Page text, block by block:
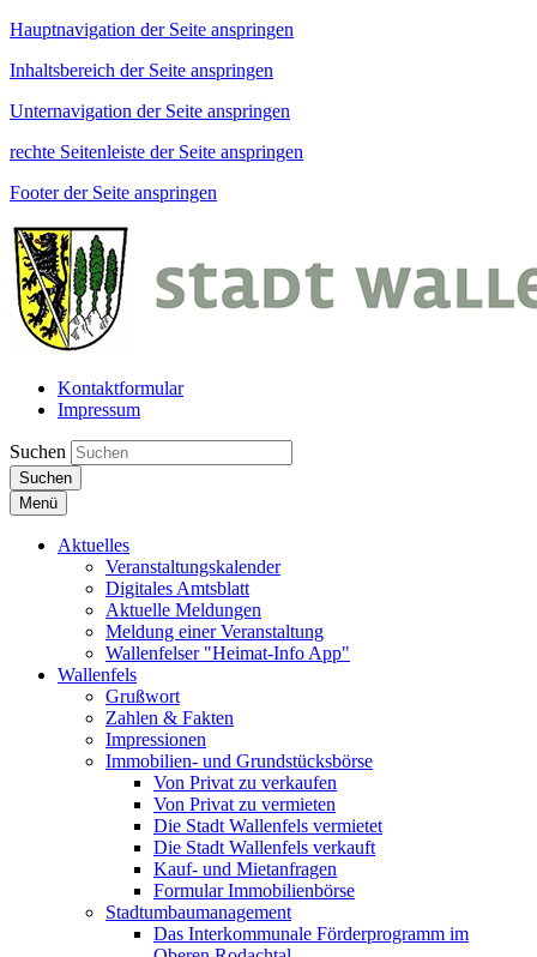
Hauptnavigation der Seite anspringen
Inhaltsbereich der Seite anspringen
Unternavigation der Seite anspringen
rechte Seitenleiste der Seite anspringen
Footer der Seite anspringen
Kontaktformular
Impressum
Suchen
Suchen
Menü
Aktuelles
Veranstaltungskalender
Digitales Amtsblatt
Aktuelle Meldungen
Meldung einer Veranstaltung
Wallenfelser "Heimat-Info App"
Wallenfels
Grußwort
Zahlen & Fakten
Impressionen
Immobilien- und Grundstücksbörse
Von Privat zu verkaufen
Von Privat zu vermieten
Die Stadt Wallenfels vermietet
Die Stadt Wallenfels verkauft
Kauf- und Mietanfragen
Formular Immobilienbörse
Stadtumbaumanagement
Das Interkommunale Förderprogramm im